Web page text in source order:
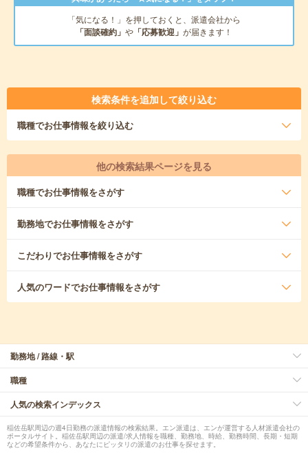
「気になる！」を押しておくと、派遣会社から
「面談確約」 や 「応募歓迎」 が届きます！
検索条件を追加して絞り込む
職種でお仕事情報を絞り込む
他の検索結果ページを見る
職種でお仕事情報をさがす
勤務地でお仕事情報をさがす
こだわりでお仕事情報をさがす
人気のワードでお仕事情報をさがす
勤務地 / 路線・駅
職種
人気の検索インデックス
稲佐岳駅周辺の週4日勤務の派遣情報の検索結果。エン派遣は、エンが運営する人材派遣会社の
ポータルサイト。稲佐岳駅周辺の派遣/求人情報を職種、勤務地、時給、勤務時間、長期・短期
などの希望条件から、あなたにピッタリの派遣のお仕事を探せます。